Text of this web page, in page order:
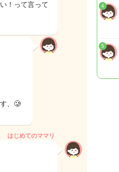
！って言って
、🥲
はじめてのママリ
4
5